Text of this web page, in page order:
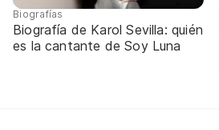
Biografías
Biografía de Karol Sevilla: quién
es la cantante de Soy Luna